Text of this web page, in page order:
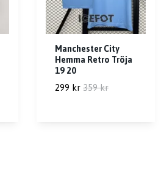
Manchester City
Hemma Retro Tröja
19 20
299 kr 359 kr